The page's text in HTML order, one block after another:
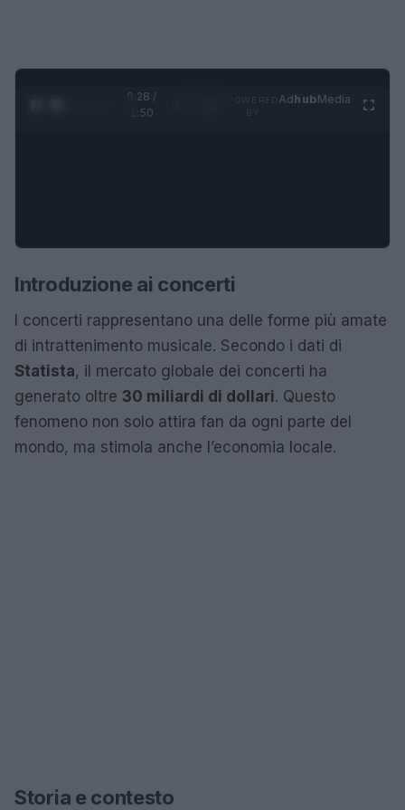
0:29 /
1:50
AdhubMedia
Introduzione ai concerti
I concerti rappresentano una delle forme più amate
di intrattenimento musicale. Secondo i dati di
Statista, il mercato globale dei concerti ha
generato oltre 30 miliardi di dollari. Questo
fenomeno non solo attira fan da ogni parte del
mondo, ma stimola anche l’economia locale.
Storia e contesto